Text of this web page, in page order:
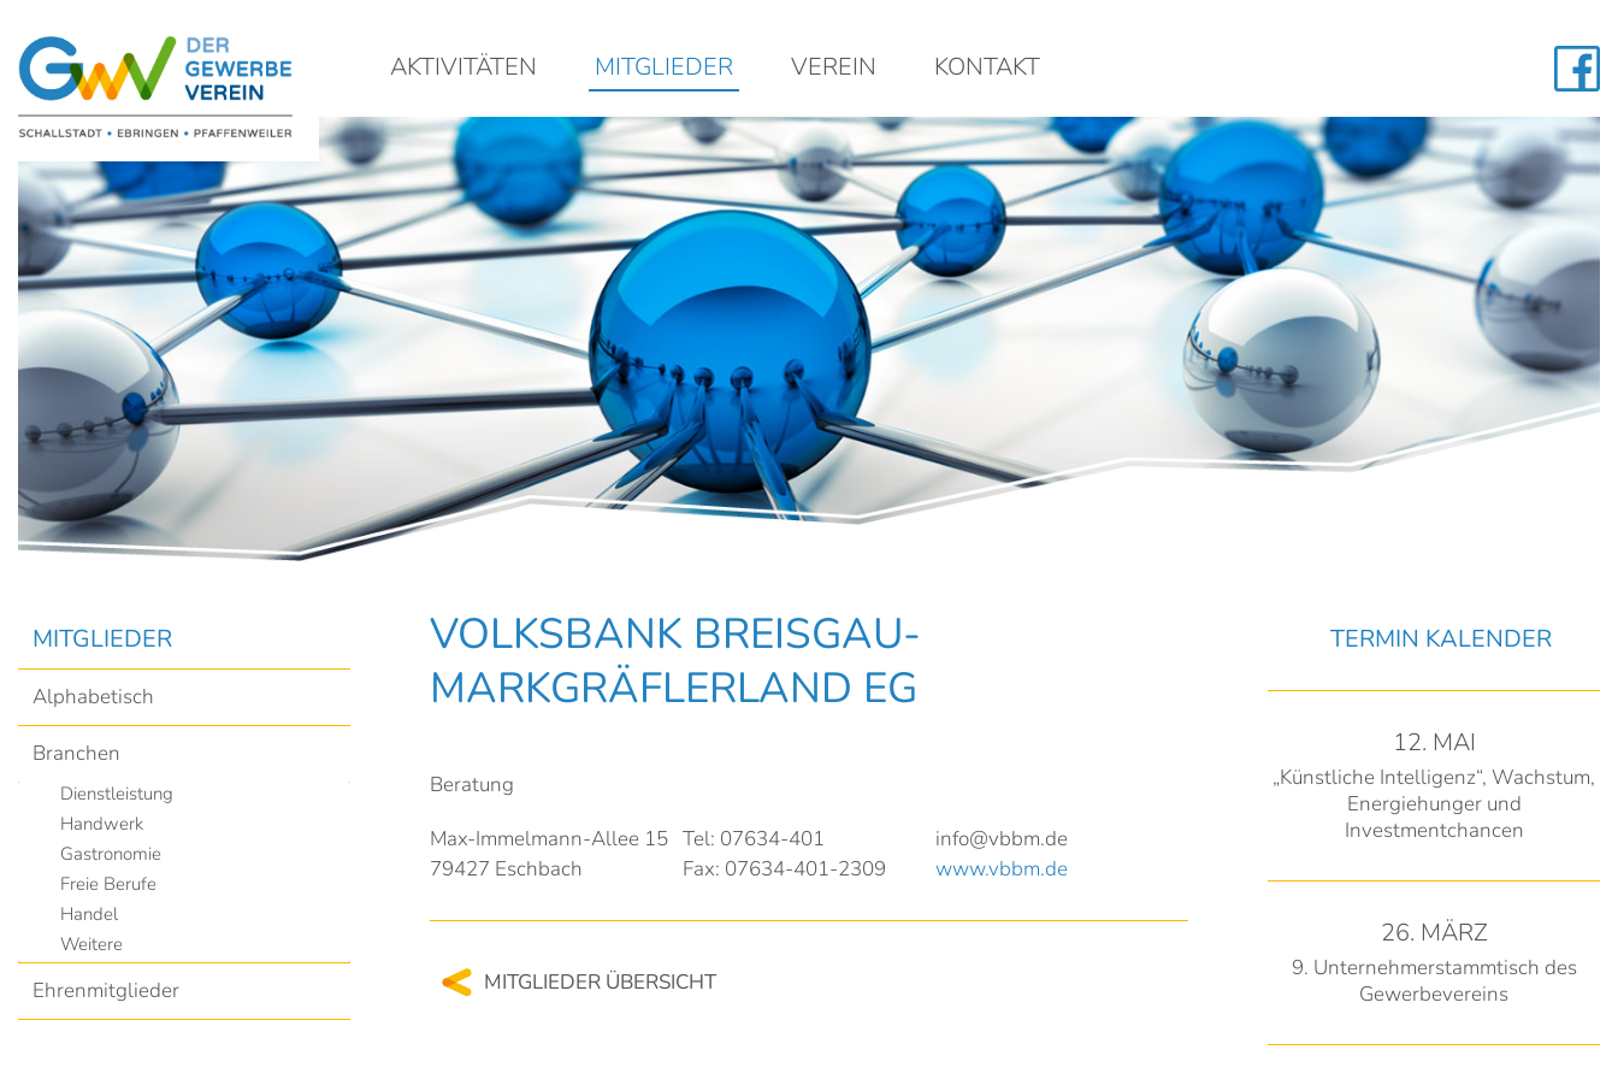
AKTIVITÄTEN MITGLIEDER VEREIN KONTAKT
MITGLIEDER
Alphabetisch
Branchen
Dienstleistung
Handwerk
Gastronomie
Freie Berufe
Handel
Weitere
Ehrenmitglieder
TERMIN KALENDER
12. MAI
„Künstliche Intelligenz“, Wachstum,
Energiehunger und
Investmentchancen
26. MÄRZ
9. Unternehmerstammtisch des
Gewerbevereins
VOLKSBANK BREISGAU-
MARKGRÄFLERLAND EG
Beratung
Max-Immelmann-Allee 15
79427 Eschbach
Tel: 07634-401
Fax: 07634-401-2309
info@vbbm.de
www.vbbm.de
MITGLIEDER ÜBERSICHT